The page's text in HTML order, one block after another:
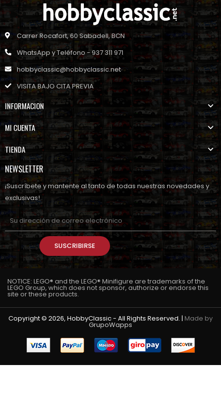
Carrer Rocafort, 60 Sabadell, BCN
WhatsApp y Teléfono - 937 311 971
hobbyclassic@hobbyclassic.net
VISITA BAJO CITA PREVIA
INFORMACION
MI CUENTA
TIENDA
NEWSLETTER
¡Suscríbete y mantente al tanto de todas nuestras novedades y
exclusivas!
SUSCRIBIRSE
NOTICE: LEGO® and the LEGO® Minifigure are trademarks of the
LEGO Group, which does not sponsor, authorize or endorse this
site or these products.
Copyright © 2026, HobbyClassic - All Rights Reserved. | Made by
GrupoWapps